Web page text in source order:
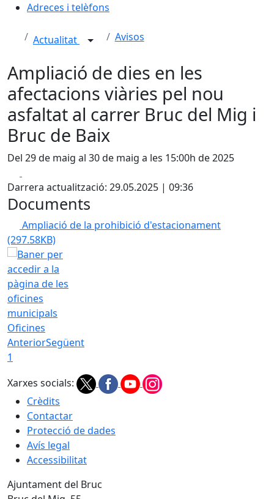
Adreces i telèfons
Actualitat Avisos
Ampliació de dies en les
afectacions viàries pel nou
asfaltat al carrer Bruc del Mig i
Bruc de Baix
Del 29 de maig al 30 de maig a les 15:00h de 2025
Darrera actualització: 29.05.2025 | 09:36
Documents
Ampliació de la prohibició d'estacionament
(297.58KB)
Oficines
AnteriorSegüent
1
Xarxes socials:
Crèdits
Contactar
Protecció de dades
Avís legal
Accessibilitat
Ajuntament del Bruc